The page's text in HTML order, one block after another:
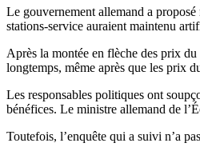
Le gouvernement allemand a
stations-service auraient maintenu
Après la montée en flèche des prix
longtemps, même après que les prix
Les responsables politiques ont
bénéfices. Le ministre allemand de
Toutefois, l’enquête qui a suivi n’a